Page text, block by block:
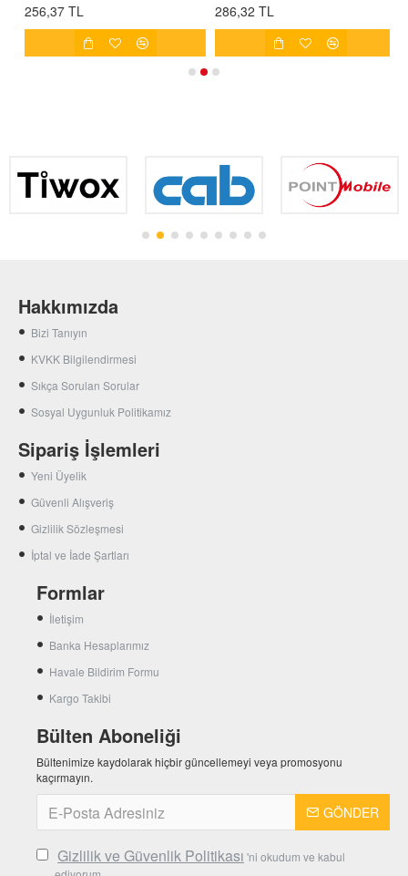
256,37 TL 286,32 TL
Hakkımızda
Bizi Tanıyın
KVKK Bilgilendirmesi
Sıkça Sorulan Sorular
Sosyal Uygunluk Politikamız
Sipariş İşlemleri
Yeni Üyelik
Güvenli Alışveriş
Gizlilik Sözleşmesi
İptal ve İade Şartları
Formlar
İletişim
Banka Hesaplarımız
Havale Bildirim Formu
Kargo Takibi
Bülten Aboneliği
Bültenimize kaydolarak hiçbir güncellemeyi veya promosyonu
kaçırmayın.
GÖNDER
Gizlilik ve Güvenlik Politikası 'ni okudum ve kabul